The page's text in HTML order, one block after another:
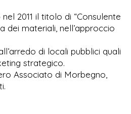
2011 il titolo di “Consulente
dei materiali, nell’approccio
di locali pubblici quali
strategico.
Associato di Morbegno,